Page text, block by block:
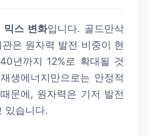
믹스 변화입니다. 골드만삭
은 원자력 발전 비중이 현
년까지 12%로 확대될 것
생에너지만으로는 안정적
문에, 원자력은 기저 발전
있습니다.